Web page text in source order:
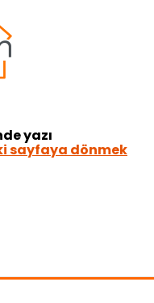
yazı
sayfaya dönmek